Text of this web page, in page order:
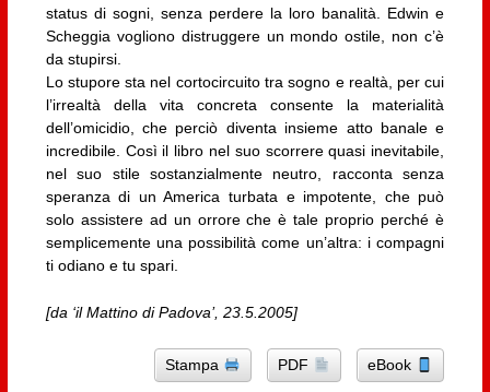
status di sogni, senza perdere la loro banalità. Edwin e
Scheggia vogliono distruggere un mondo ostile, non c’è
da stupirsi.
Lo stupore sta nel cortocircuito tra sogno e realtà, per cui
l’irrealtà della vita concreta consente la materialità
dell’omicidio, che perciò diventa insieme atto banale e
incredibile. Così il libro nel suo scorrere quasi inevitabile,
nel suo stile sostanzialmente neutro, racconta senza
speranza di un America turbata e impotente, che può
solo assistere ad un orrore che è tale proprio perché è
semplicemente una possibilità come un’altra: i compagni
ti odiano e tu spari.
[da ‘il Mattino di Padova’, 23.5.2005]
Stampa PDF eBook